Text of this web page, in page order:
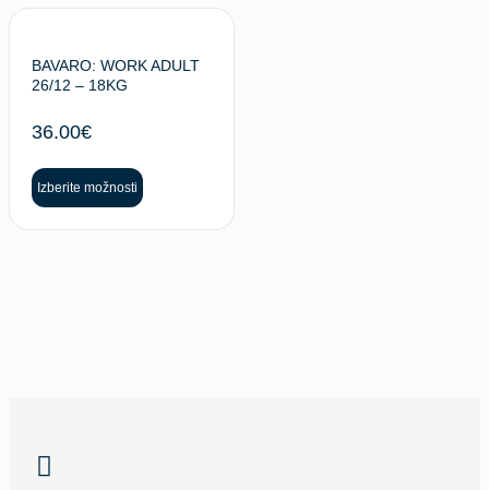
BAVARO: WORK ADULT
26/12 – 18KG
36.00€
Izberite možnosti